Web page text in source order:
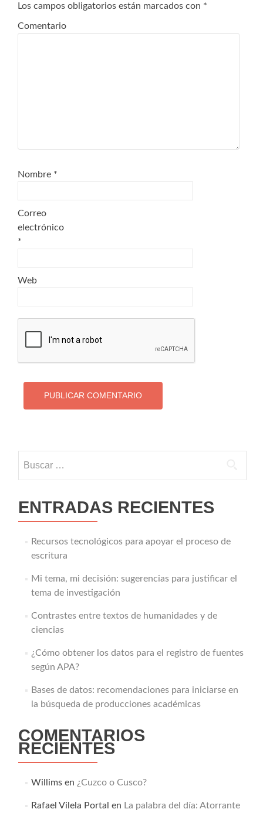
Los campos obligatorios están marcados con *
Comentario
Nombre *
Correo
electrónico
*
Web
ENTRADAS RECIENTES
Recursos tecnológicos para apoyar el proceso de
escritura
Mi tema, mi decisión: sugerencias para justificar el
tema de investigación
Contrastes entre textos de humanidades y de
ciencias
¿Cómo obtener los datos para el registro de fuentes
según APA?
Bases de datos: recomendaciones para iniciarse en
la búsqueda de producciones académicas
COMENTARIOS
RECIENTES
Willimsen ¿Cuzco o Cusco?
Rafael Vilela Portal en La palabra del día: Atorrante